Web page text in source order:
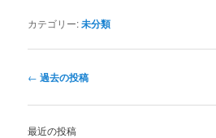
カテゴリー:未分類
投
ナ
ビ
← 過去の投稿
最近の投稿